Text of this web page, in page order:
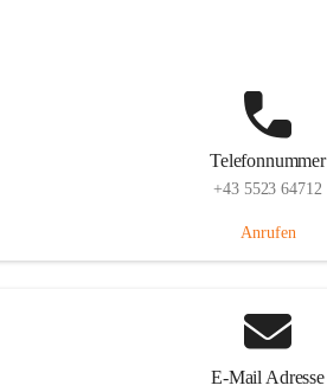
Telefonnummer
+43 5523 64712
Anrufen
E-Mail Adresse